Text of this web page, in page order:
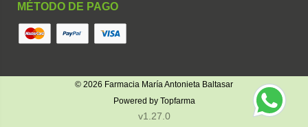
MÉTODO DE PAGO
© 2026 Farmacia María Antonieta Baltasar
Powered by Topfarma
v1.27.0